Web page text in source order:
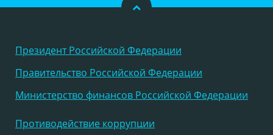
Президент Российской Федерации
Правительство Российской Федерации
Министерство финансов Российской Федерации
Противодействие коррупции